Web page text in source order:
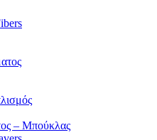
– Μπούκλας